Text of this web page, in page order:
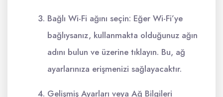
Bağlı Wi-Fi ağını seçin: Eğer Wi-Fi’ye
bağlıysanız, kullanmakta olduğunuz ağın
adını bulun ve üzerine tıklayın. Bu, ağ
ayarlarınıza erişmenizi sağlayacaktır.
Gelişmiş Ayarları veya Ağ Bilgileri